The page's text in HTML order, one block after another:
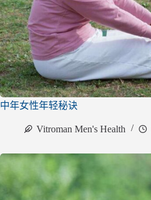
中年女性年轻秘诀
Vitroman Men's Health